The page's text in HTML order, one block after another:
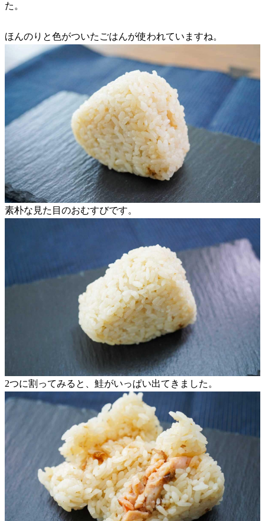
た。
ほんのりと色がついたごはんが使われていますね。
素朴な見た目のおむすびです。
2つに割ってみると、鮭がいっぱい出てきました。